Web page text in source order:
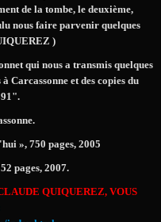
de la tombe, le deuxième,
nous faire parvenir quelques
)
qui nous a transmis quelques
Carcassonne et des copies du
», 750 pages, 2005
pages, 2007.
QUIQUEREZ, VOUS